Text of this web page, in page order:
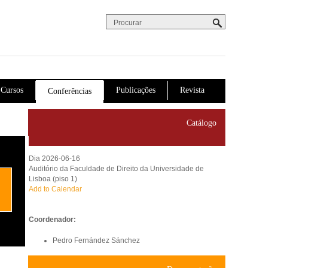
Formulário de procura
Revista
Publicações
Conferências
Cursos
Catálogo
Dia 2026-06-16
Auditório da Faculdade de Direito da Universidade de
Lisboa (piso 1)
Add to Calendar
Coordenador:
Pedro Fernández Sánchez